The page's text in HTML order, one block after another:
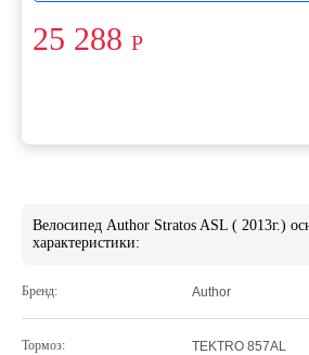
25 288 Р
Велосипед Author Stratos ASL ( 2013г.)
характеристики:
Бренд: Author
Тормоз: TEKTRO 857AL